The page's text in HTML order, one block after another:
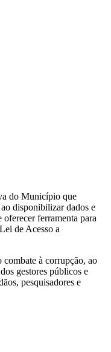
do Município que
disponibilizar dados e
ferramenta para
de Acesso a
à corrupção, ao
gestores públicos e
pesquisadores e